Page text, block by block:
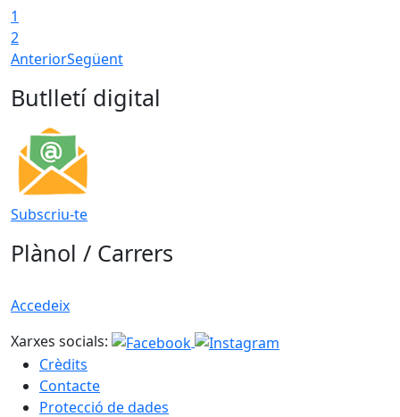
1
2
AnteriorSegüent
Butlletí digital
Subscriu-te
Plànol / Carrers
Accedeix
Xarxes socials:
Crèdits
Contacte
Protecció de dades